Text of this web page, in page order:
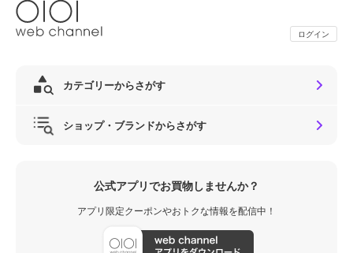
ログイン
カテゴリーからさがす
ショップ・ブランドからさがす
公式アプリでお買物しませんか？
アプリ限定クーポンやおトクな情報を配信中！